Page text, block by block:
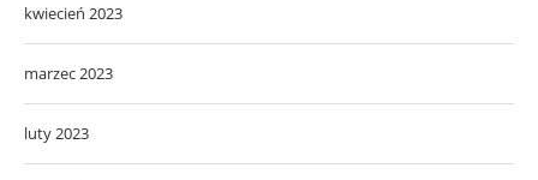
kwiecień 2023
marzec 2023
luty 2023